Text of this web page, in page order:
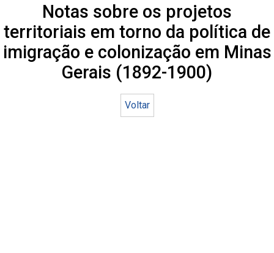
Notas sobre os projetos
territoriais em torno da política de
imigração e colonização em Minas
Gerais (1892-1900)
Voltar